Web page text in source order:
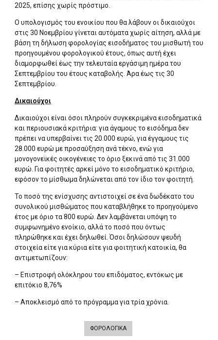
2025, επίσης χωρίς πρόστιμο.
Ο υπολογισμός του ενοικίου που θα λάβουν οι δικαιούχοι
στις 30 Νοεμβρίου γίνεται αυτόματα χωρίς αίτηση, αλλά με
βάση τη δήλωση φορολογίας εισοδήματος του μισθωτή του
προηγουμένου φορολογικού έτους, όπως αυτή έχει
διαμορφωθεί έως την τελευταία εργάσιμη ημέρα του
Σεπτεμβρίου του έτους καταβολής. Άρα έως τις 30
Σεπτεμβρίου.
Δικαιούχοι
Δικαιούχοι είναι όσοι πληρούν συγκεκριμένα εισοδηματικά
και περιουσιακά κριτήρια: για άγαμους το εισόδημα δεν
πρέπει να υπερβαίνει τις 20.000 ευρώ, για έγγαμους τις
28.000 ευρώ με προσαύξηση ανά τέκνο, ενώ για
μονογονεϊκές οικογένειες το όριο ξεκινά από τις 31.000
ευρώ. Για φοιτητές αρκεί μόνο το εισοδηματικό κριτήριο,
εφόσον το μίσθωμα δηλώνεται από τον ίδιο τον φοιτητή.
Το ποσό της ενίσχυσης αντιστοιχεί σε ένα δωδέκατο του
συνολικού μισθώματος που καταβλήθηκε το προηγούμενο
έτος με όριο τα 800 ευρώ. Δεν λαμβάνεται υπόψη το
συμφωνημένο ενοίκιο, αλλά το ποσό που όντως
πληρώθηκε και έχει δηλωθεί. Όσοι δηλώσουν ψευδή
στοιχεία είτε για κύρια είτε για φοιτητική κατοικία, θα
αντιμετωπίζουν:
– Επιστροφή ολόκληρου του επιδόματος, εντόκως με
επιτόκιο 8,76%
– Αποκλεισμό από το πρόγραμμα για τρία χρόνια.
ΦΟΡΟΛΟΓΙΚΑ